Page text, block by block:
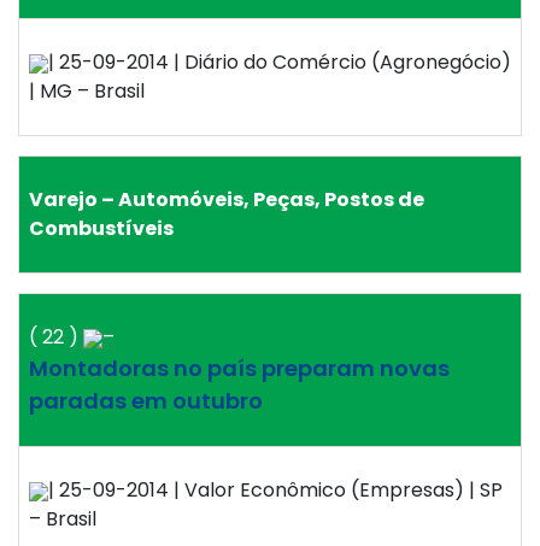
| 25-09-2014 | Diário do Comércio (Agronegócio)
| MG – Brasil
Varejo – Automóveis, Peças, Postos de
Combustíveis
( 22 ) –
Montadoras no país preparam novas
paradas em outubro
| 25-09-2014 | Valor Econômico (Empresas) | SP
– Brasil